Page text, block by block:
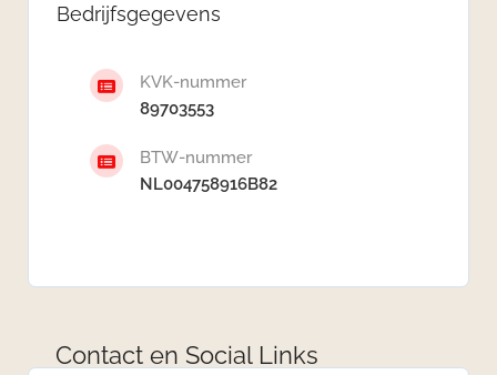
Bedrijfsgegevens
KVK-nummer
89703553
BTW-nummer
NL004758916B82
Contact en Social Links